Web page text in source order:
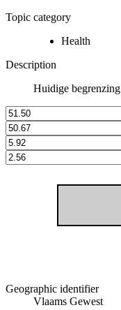
Topic category
Health
Description
Huidige begrenzing
Geographic identifier
Vlaams Gewest